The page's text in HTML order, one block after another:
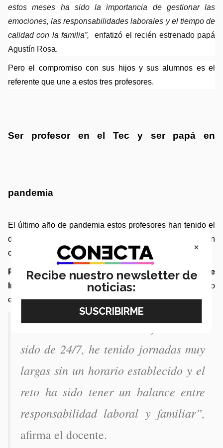
estos meses ha sido la importancia de gestionar las
emociones, las responsabilidades laborales y el tiempo de
calidad con la familia”, enfatizó el recién estrenado papá
Agustín Rosa.
Pero el compromiso con sus hijos y sus alumnos es el
referente que une a estos tres profesores.
Ser profesor en el Tec y ser papá en
pandemia
El último año de pandemia estos profesores han tenido el
desafío de adaptarse a horarios complicados de trabajo en
casa y también el darse tiempo de calidad con su familia.
Para el doctor Ashutosh Sharma de la Escuela de
Ingeniería y Ciencias, el reto fue el no tener un horario
establecido:
“La interacción con mi familia ha
sido de 24/7, he tenido jornadas muy
largas sin un horario establecido y el
reto ha sido tener un balance entre
afirma el docente.
×
Recibe nuestro newsletter de
noticias: